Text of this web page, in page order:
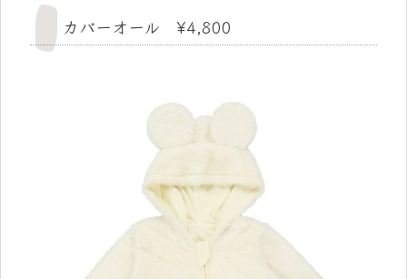
カバーオール ¥4,800